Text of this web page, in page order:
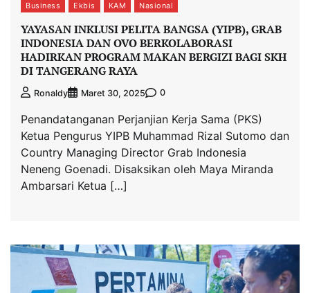
Business Ekbis KAM Nasional
YAYASAN INKLUSI PELITA BANGSA (YIPB), GRAB
INDONESIA DAN OVO BERKOLABORASI
HADIRKAN PROGRAM MAKAN BERGIZI BAGI SKH
DI TANGERANG RAYA
Ronaldy Maret 30, 2025 0
Penandatanganan Perjanjian Kerja Sama (PKS)
Ketua Pengurus YIPB Muhammad Rizal Sutomo dan
Country Managing Director Grab Indonesia
Neneng Goenadi. Disaksikan oleh Maya Miranda
Ambarsari Ketua […]